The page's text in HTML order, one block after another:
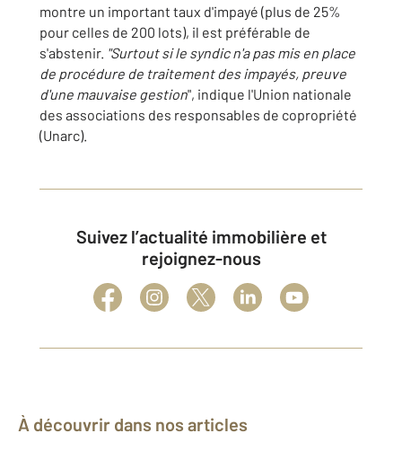
montre un important taux d'impayé (plus de 25%
pour celles de 200 lots), il est préférable de
s'abstenir. "Surtout si le syndic n'a pas mis en place
de procédure de traitement des impayés, preuve
d'une mauvaise gestion", indique l'Union nationale
des associations des responsables de copropriété
(Unarc).
Suivez l’actualité immobilière et
rejoignez-nous
À découvrir dans nos articles